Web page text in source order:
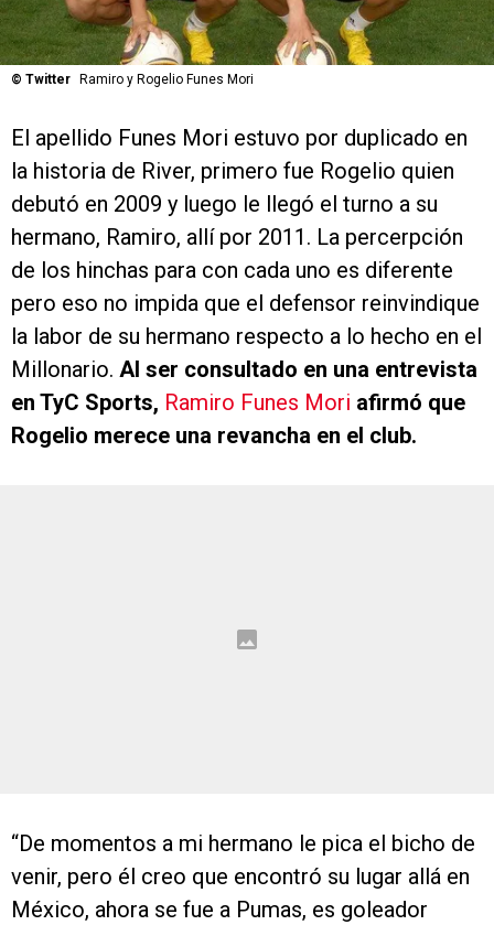
© Twitter Ramiro y Rogelio Funes Mori
El apellido Funes Mori estuvo por duplicado en
la historia de River, primero fue Rogelio quien
debutó en 2009 y luego le llegó el turno a su
hermano, Ramiro, allí por 2011. La percerpción
de los hinchas para con cada uno es diferente
pero eso no impida que el defensor reinvindique
la labor de su hermano respecto a lo hecho en el
Millonario. Al ser consultado en una entrevista
en TyC Sports, Ramiro Funes Mori afirmó que
Rogelio merece una revancha en el club.
“De momentos a mi hermano le pica el bicho de
venir, pero él creo que encontró su lugar allá en
México, ahora se fue a Pumas, es goleador